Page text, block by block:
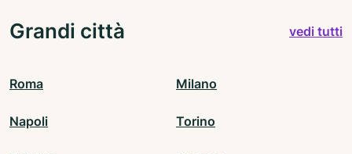
Grandi città vedi tutti
Roma Milano
Napoli Torino